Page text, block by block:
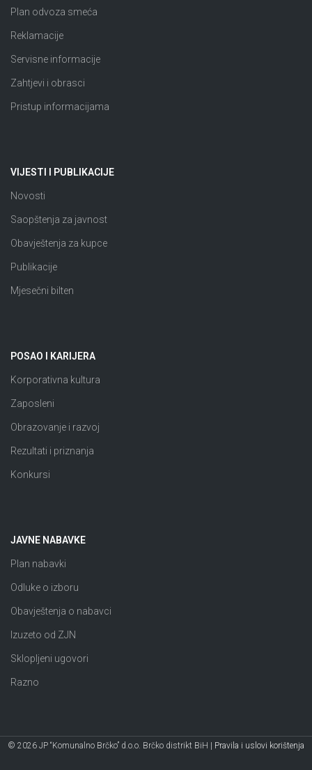
Plan odvoza smeća
Reklamacije
Servisne informacije
Zahtjevi i obrasci
Pristup informacijama
VIJESTI I PUBLIKACIJE
Novosti
Saopštenja za javnost
Obavještenja za kupce
Publikacije
Mjesečni bilten
POSAO I KARIJERA
Korporativna kultura
Zaposleni
Obrazovanje i razvoj
Rezultati i priznanja
Konkursi
JAVNE NABAVKE
Plan nabavki
Odluke o izboru
Obavještenja o nabavci
Izuzeto od ZJN
Sklopljeni ugovori
Razno
© 2026 JP “Komunalno Brčko” d.o.o. Brčko distrikt BiH | Pravila i uslovi korištenja